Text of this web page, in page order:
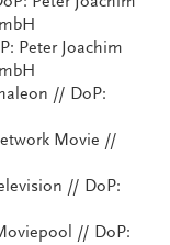
Peter Joachim
// DoP:
Movie //
// DoP:
// DoP: